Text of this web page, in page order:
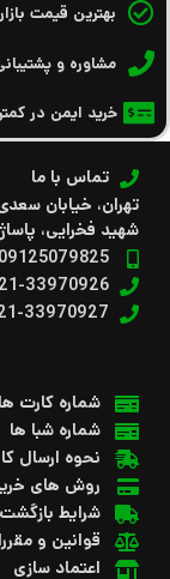
بهترین قیمت
مشاوره و پشتیبانی
خرید ایمن در
تماس با ما
تهران، خیابان
شهید فخرایی،
09125079825
33970926
33970927
شماره کارت ها
شماره شبا ها
نحوه ارسال
روش های
شرایط بازگشت
قوانین و
اعتماد سازی